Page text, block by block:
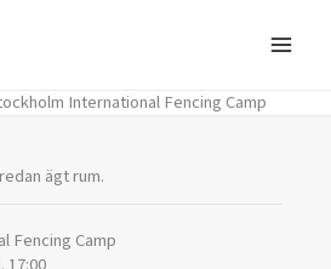
International Fencing Camp
ägt rum.
Fencing Camp